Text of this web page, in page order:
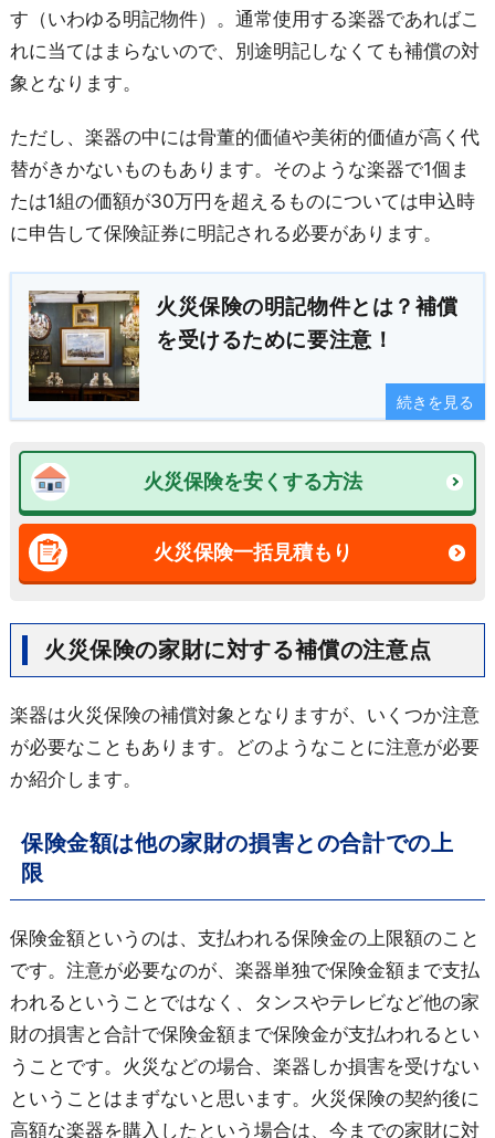
す（いわゆる明記物件）。通常使用する楽器であればこ
れに当てはまらないので、別途明記しなくても補償の対
象となります。
ただし、楽器の中には骨董的価値や美術的価値が高く代
替がきかないものもあります。そのような楽器で1個ま
たは1組の価額が30万円を超えるものについては申込時
に申告して保険証券に明記される必要があります。
火災保険の明記物件とは？補償
を受けるために要注意！
続きを見る
火災保険を安くする方法
火災保険一括見積もり
火災保険の家財に対する補償の注意点
楽器は火災保険の補償対象となりますが、いくつか注意
が必要なこともあります。どのようなことに注意が必要
か紹介します。
保険金額は他の家財の損害との合計での上
限
保険金額というのは、支払われる保険金の上限額のこと
です。注意が必要なのが、楽器単独で保険金額まで支払
われるということではなく、タンスやテレビなど他の家
財の損害と合計で保険金額まで保険金が支払われるとい
うことです。火災などの場合、楽器しか損害を受けない
ということはまずないと思います。火災保険の契約後に
高額な楽器を購入したという場合は、今までの家財に対